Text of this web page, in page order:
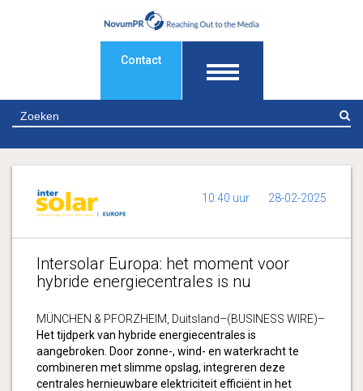
Contact
10:40 uur 28-02-2025
Intersolar Europa: het moment voor
hybride energiecentrales is nu
MÜNCHEN & PFORZHEIM, Duitsland–(BUSINESS WIRE)–
Het tijdperk van hybride energiecentrales is
aangebroken. Door zonne-, wind- en waterkracht te
combineren met slimme opslag, integreren deze
centrales hernieuwbare elektriciteit efficiënt in het